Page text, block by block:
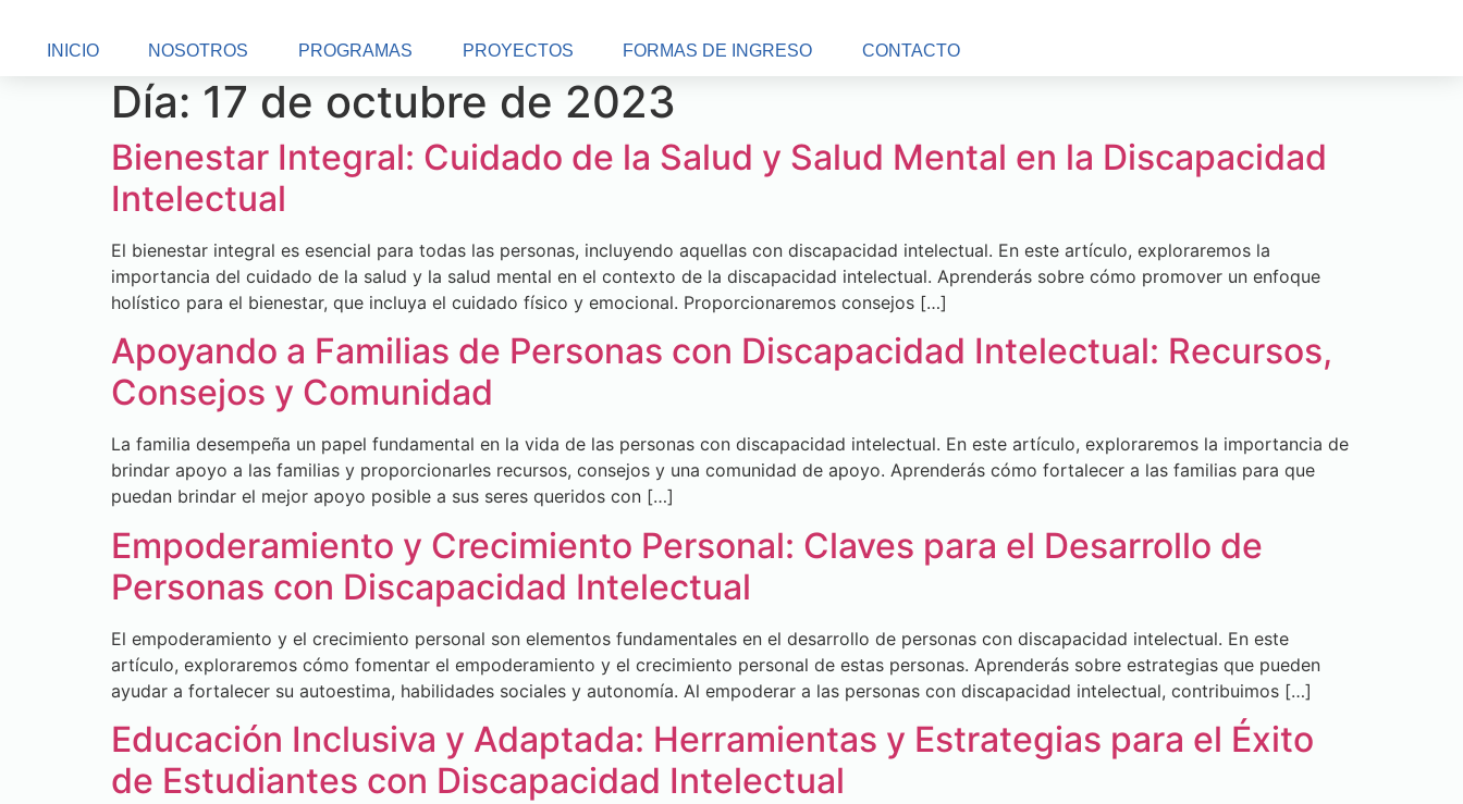
INICIO NOSOTROS PROGRAMAS PROYECTOS FORMAS DE INGRESO CONTACTO
Día: 17 de octubre de 2023
Bienestar Integral: Cuidado de la Salud y Salud Mental en la Discapacidad
Intelectual
El bienestar integral es esencial para todas las personas, incluyendo aquellas con discapacidad intelectual. En este artículo, exploraremos la
importancia del cuidado de la salud y la salud mental en el contexto de la discapacidad intelectual. Aprenderás sobre cómo promover un enfoque
holístico para el bienestar, que incluya el cuidado físico y emocional. Proporcionaremos consejos […]
Apoyando a Familias de Personas con Discapacidad Intelectual: Recursos,
Consejos y Comunidad
La familia desempeña un papel fundamental en la vida de las personas con discapacidad intelectual. En este artículo, exploraremos la importancia de
brindar apoyo a las familias y proporcionarles recursos, consejos y una comunidad de apoyo. Aprenderás cómo fortalecer a las familias para que
puedan brindar el mejor apoyo posible a sus seres queridos con […]
Empoderamiento y Crecimiento Personal: Claves para el Desarrollo de
Personas con Discapacidad Intelectual
El empoderamiento y el crecimiento personal son elementos fundamentales en el desarrollo de personas con discapacidad intelectual. En este
artículo, exploraremos cómo fomentar el empoderamiento y el crecimiento personal de estas personas. Aprenderás sobre estrategias que pueden
ayudar a fortalecer su autoestima, habilidades sociales y autonomía. Al empoderar a las personas con discapacidad intelectual, contribuimos […]
Educación Inclusiva y Adaptada: Herramientas y Estrategias para el Éxito
de Estudiantes con Discapacidad Intelectual